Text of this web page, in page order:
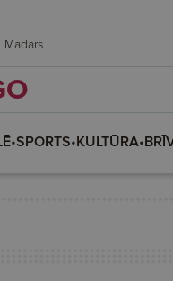
Alfrēds, Fredis, Madars
•SPORTS•KULTŪRA•